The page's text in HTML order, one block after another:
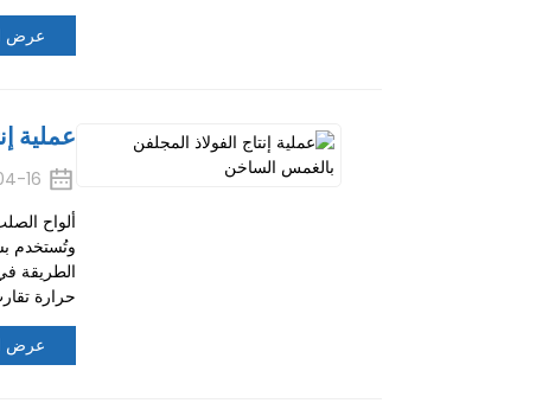
عرض
عملية
16
ألواح
وتُستخدم
الطريقة
حرارة تقارب 5000 درجة مئوية،
عرض